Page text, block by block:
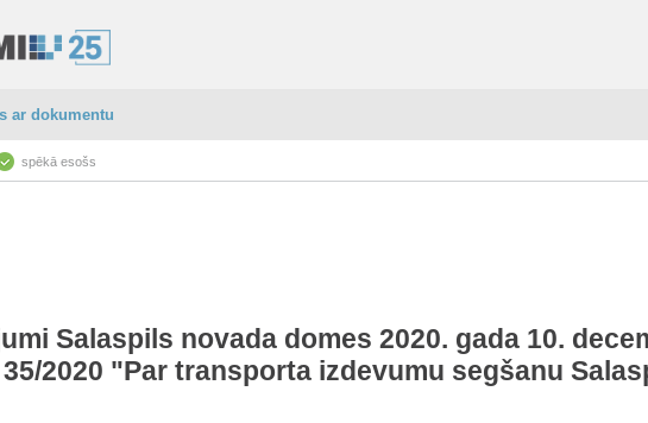
ar dokumentu
spēkā esošs
Salaspils novada domes 2020. gada 10.
35/2020 "Par transporta izdevumu segšanu